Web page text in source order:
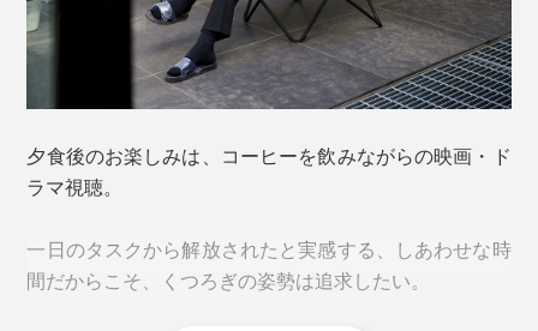
しなやかな中材には、通気性・透湿性に優れたポリエス
組み立ては、至ってシンプル。
1. フレームを広げる
夕食後のお楽しみは、コーヒーを飲みながらの映画・ド
ラマ視聴。
一日のタスクから解放されたと実感する、しあわせな時
間だからこそ、くつろぎの姿勢は追求したい。